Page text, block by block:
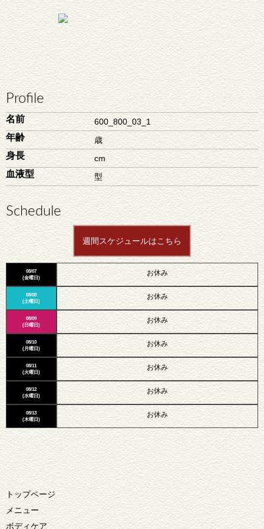
Profile
名前 600_800_03_1
年齢 歳
身長 cm
血液型 型
Schedule
週間スケジュールはこちら
08/07
(金曜日)
08/08
(土曜日)
08/09
(日曜日)
08/10
(月曜日)
08/11
(火曜日)
08/12
(水曜日)
08/13
(木曜日)
お休み
お休み
お休み
お休み
お休み
お休み
お休み
トップページ
メニュー
ボディケア